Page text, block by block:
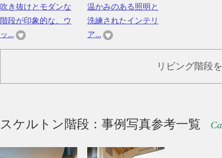
吹き抜けとモダンな
階段が印象的な、ウ
ッ...
温かみのある照明と
洗練されたインテリ
ア...
リビング階段
スケルトン階段：事例写真参考一覧